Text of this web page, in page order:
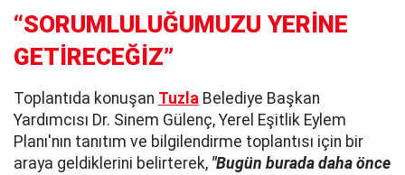
“SORUMLULUĞUMUZU YERİNE
GETİRECEĞİZ”
Toplantıda konuşan Tuzla Belediye Başkan
Yardımcısı Dr. Sinem Gülenç, Yerel Eşitlik Eylem
Planı'nın tanıtım ve bilgilendirme toplantısı için bir
araya geldiklerini belirterek, "Bugün burada daha önce